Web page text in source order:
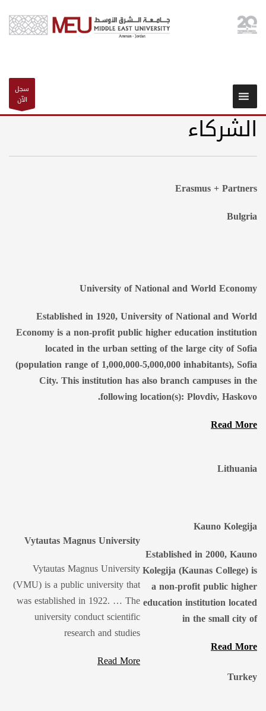
سجل
الآن
الشركاء
Erasmus + Partners
Bulgria
University of National and World Economy
Established in 1920, University of National and World
Economy is a non-profit public higher education institution
located in the urban setting of the large city of Sofia
(population range of 1,000,000-5,000,000 inhabitants), Sofia
City. This institution has also branch campuses in the
following location(s): Plovdiv, Haskovo.
Read More
Lithuania
Kauno Kolegija
Established in 2000, Kauno
Kolegija (Kaunas College) is
a non-profit public higher
education institution located
in the small city of
Read More
​​Vytautas Magnus University
Vytautas Magnus University
(VMU) is a public university that
was established in 1922. … The
university conduct scientific
research and studies
Read More
Turkey